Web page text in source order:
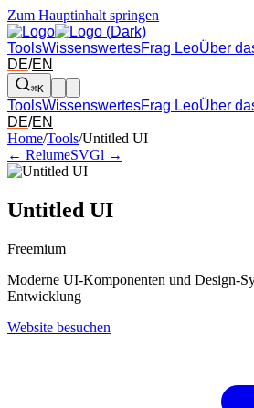
Zum Hauptinhalt springen
ToolsWissenswertesFrag LeoÜber
DE/EN
⌘K
ToolsWissenswertesFrag LeoÜber
DE/EN
Pfeil links und rechts: zum benachbarten
Home/Tools/Untitled UI
← RelumeSVGl →
Untitled UI
Freemium
Moderne UI-Komponenten und Design-
Entwicklung
Website besuchen